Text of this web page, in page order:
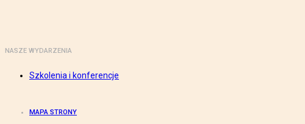
NASZE WYDARZENIA
Szkolenia i konferencje
MAPA STRONY